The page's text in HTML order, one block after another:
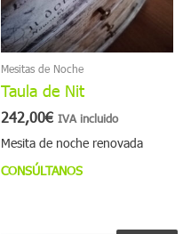
Mesitas de Noche
Taula de Nit
242,00€ IVA incluido
Mesita de noche renovada
CONSÚLTANOS